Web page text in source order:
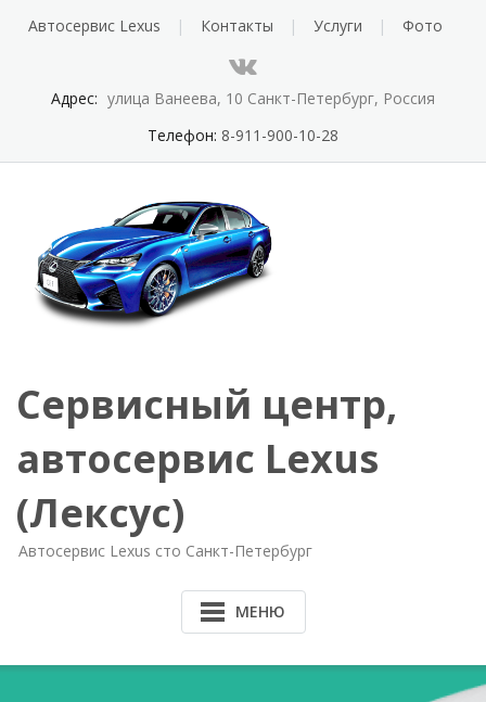
Автосервис Lexus Контакты Услуги Фото
Адрес: улица Ванеева, 10 Санкт-Петербург, Россия
Телефон: 8-911-900-10-28
Сервисный центр,
автосервис Lexus
(Лексус)
Автосервис Lexus сто Санкт-Петербург
МЕНЮ